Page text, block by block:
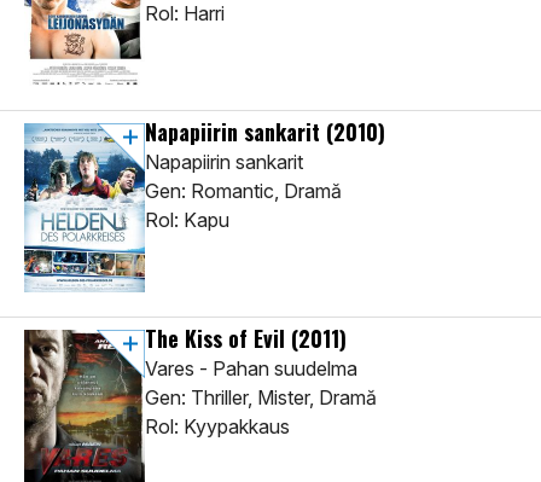
Rol: Harri
Napapiirin sankarit (2010)
Napapiirin sankarit
Gen: Romantic, Dramă
Rol: Kapu
The Kiss of Evil (2011)
Vares - Pahan suudelma
Gen: Thriller, Mister, Dramă
Rol: Kyypakkaus